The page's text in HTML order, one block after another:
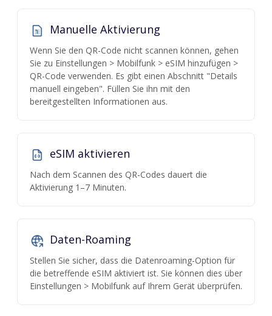
Manuelle Aktivierung
Wenn Sie den QR-Code nicht scannen können, gehen
Sie zu Einstellungen > Mobilfunk > eSIM hinzufügen >
QR-Code verwenden. Es gibt einen Abschnitt "Details
manuell eingeben". Füllen Sie ihn mit den
bereitgestellten Informationen aus.
eSIM aktivieren
Nach dem Scannen des QR-Codes dauert die
Aktivierung 1–7 Minuten.
Daten-Roaming
Stellen Sie sicher, dass die Datenroaming-Option für
die betreffende eSIM aktiviert ist. Sie können dies über
Einstellungen > Mobilfunk auf Ihrem Gerät überprüfen.